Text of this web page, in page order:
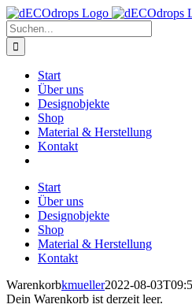
Zum
Inhalt
springen
Suche
nach:
Start
Über uns
Designobjekte
Shop
Material & Herstellung
Kontakt
Start
Über uns
Designobjekte
Shop
Material & Herstellung
Kontakt
Warenkorbkmueller2022-08-
Dein Warenkorb ist derzeit leer.